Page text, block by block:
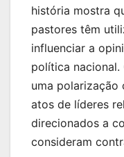
história mostra
pastores têm
influenciar a
política
uma polarização
atos de líderes
direcionados a
consideram